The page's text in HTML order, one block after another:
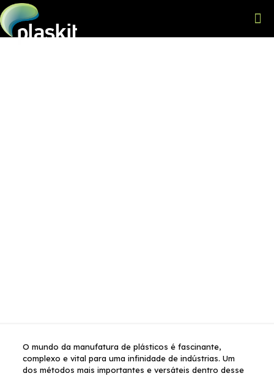
O mundo da manufatura de plásticos é fascinante,
complexo e vital para uma infinidade de indústrias. Um
dos métodos mais importantes e versáteis dentro desse